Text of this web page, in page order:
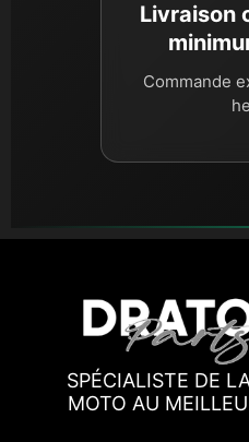
Livraison
Commande
SPÉCIALISTE DE
MOTO AU